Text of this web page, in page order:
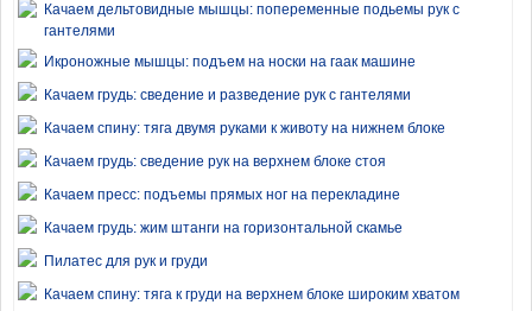
Качаем дельтовидные мышцы: попеременные подьемы рук с
гантелями
Икроножные мышцы: подъем на носки на гаак машине
Качаем грудь: сведение и разведение рук с гантелями
Качаем спину: тяга двумя руками к животу на нижнем блоке
Качаем грудь: сведение рук на верхнем блоке стоя
Качаем пресс: подъемы прямых ног на перекладине
Качаем грудь: жим штанги на горизонтальной скамье
Пилатес для рук и груди
Качаем спину: тяга к груди на верхнем блоке широким хватом